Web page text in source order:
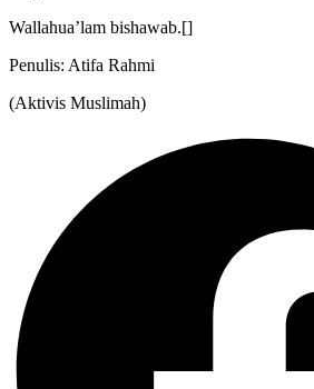
Wallahua’lam bishawab.[]
Penulis: Atifa Rahmi
(Aktivis Muslimah)